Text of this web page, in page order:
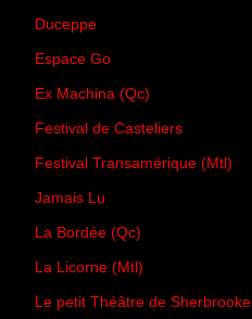
Duceppe
Espace Go
Ex Machina (Qc)
Festival de Casteliers
Festival Transamérique (Mtl)
Jamais Lu
La Bordée (Qc)
La Licorne (Mtl)
Le petit Théâtre de Sherbrooke